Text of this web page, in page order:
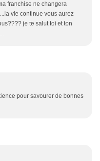
franchise ne changera
vie continue vous aurez
je te salut toi et ton
pour savourer de bonnes